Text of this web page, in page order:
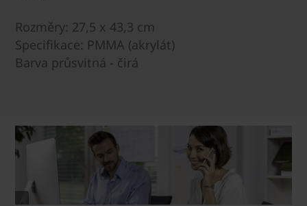
Rozměry: 27,5 x 43,3 cm
Specifikace: PMMA (akrylát)
Barva průsvitná - čirá